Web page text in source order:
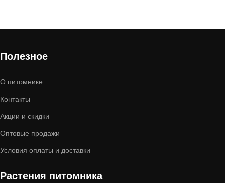
Полезное
О питомнике
Контакты
Акции и скидки
Оптовые продажи
Условия оплаты и доставки
Растения питомника